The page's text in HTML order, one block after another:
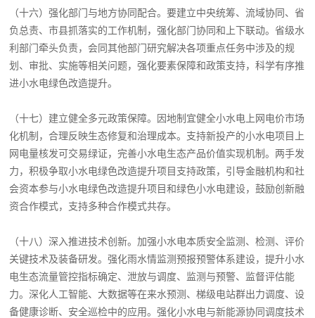
（十六）强化部门与地方协同配合。要建立中央统筹、流域协同、省
负总责、市县抓落实的工作机制，强化部门协同和上下联动。省级水
利部门牵头负责，会同其他部门研究解决各项重点任务中涉及的规
划、审批、实施等相关问题，强化要素保障和政策支持，科学有序推
进小水电绿色改造提升。
（十七）建立健全多元政策保障。因地制宜健全小水电上网电价市场
化机制，合理反映生态修复和治理成本。支持新投产的小水电项目上
网电量核发可交易绿证，完善小水电生态产品价值实现机制。两手发
力，积极争取小水电绿色改造提升项目支持政策，引导金融机构和社
会资本参与小水电绿色改造提升项目和绿色小水电建设，鼓励创新融
资合作模式，支持多种合作模式共存。
（十八）深入推进技术创新。加强小水电本质安全监测、检测、评价
关键技术及装备研发。强化雨水情监测预报预警体系建设，提升小水
电生态流量管控指标确定、泄放与调度、监测与预警、监督评估能
力。深化人工智能、大数据等在来水预测、梯级电站群出力调度、设
备健康诊断、安全巡检中的应用。强化小水电与新能源协同调度技术